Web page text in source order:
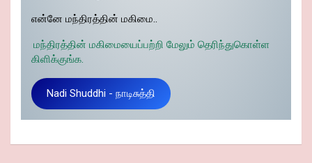
என்னே மந்திரத்தின் மகிமை..
மந்திரத்தின் மகிமையைப்பற்றி மேலும் தெரிந்துகொள்ள
கிளிக்குங்க.
Nadi Shuddhi - நாடிசுத்தி